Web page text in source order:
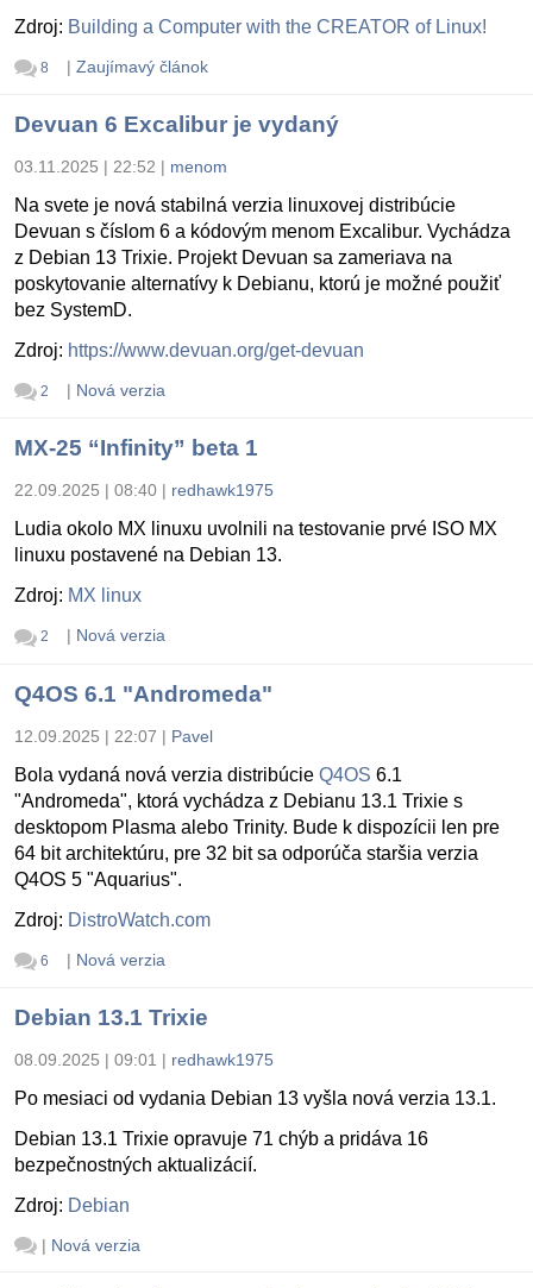
Zdroj: Building a Computer with the CREATOR of Linux!
8 | Zaujímavý článok
Devuan 6 Excalibur je vydaný
03.11.2025 | 22:52 | menom
Na svete je nová stabilná verzia linuxovej distribúcie
Devuan s číslom 6 a kódovým menom Excalibur. Vychádza
z Debian 13 Trixie. Projekt Devuan sa zameriava na
poskytovanie alternatívy k Debianu, ktorú je možné použiť
bez SystemD.
Zdroj: https://www.devuan.org/get-devuan
2 | Nová verzia
MX-25 “Infinity” beta 1
22.09.2025 | 08:40 | redhawk1975
Ludia okolo MX linuxu uvolnili na testovanie prvé ISO MX
linuxu postavené na Debian 13.
Zdroj: MX linux
2 | Nová verzia
Q4OS 6.1 "Andromeda"
12.09.2025 | 22:07 | Pavel
Bola vydaná nová verzia distribúcie Q4OS 6.1
"Andromeda", ktorá vychádza z Debianu 13.1 Trixie s
desktopom Plasma alebo Trinity. Bude k dispozícii len pre
64 bit architektúru, pre 32 bit sa odporúča staršia verzia
Q4OS 5 "Aquarius".
Zdroj: DistroWatch.com
6 | Nová verzia
Debian 13.1 Trixie
08.09.2025 | 09:01 | redhawk1975
Po mesiaci od vydania Debian 13 vyšla nová verzia 13.1.
Debian 13.1 Trixie opravuje 71 chýb a pridáva 16
bezpečnostných aktualizácií.
Zdroj: Debian
| Nová verzia